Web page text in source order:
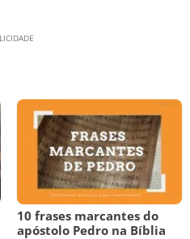
10 frases marcantes do
apóstolo Pedro na Bíblia